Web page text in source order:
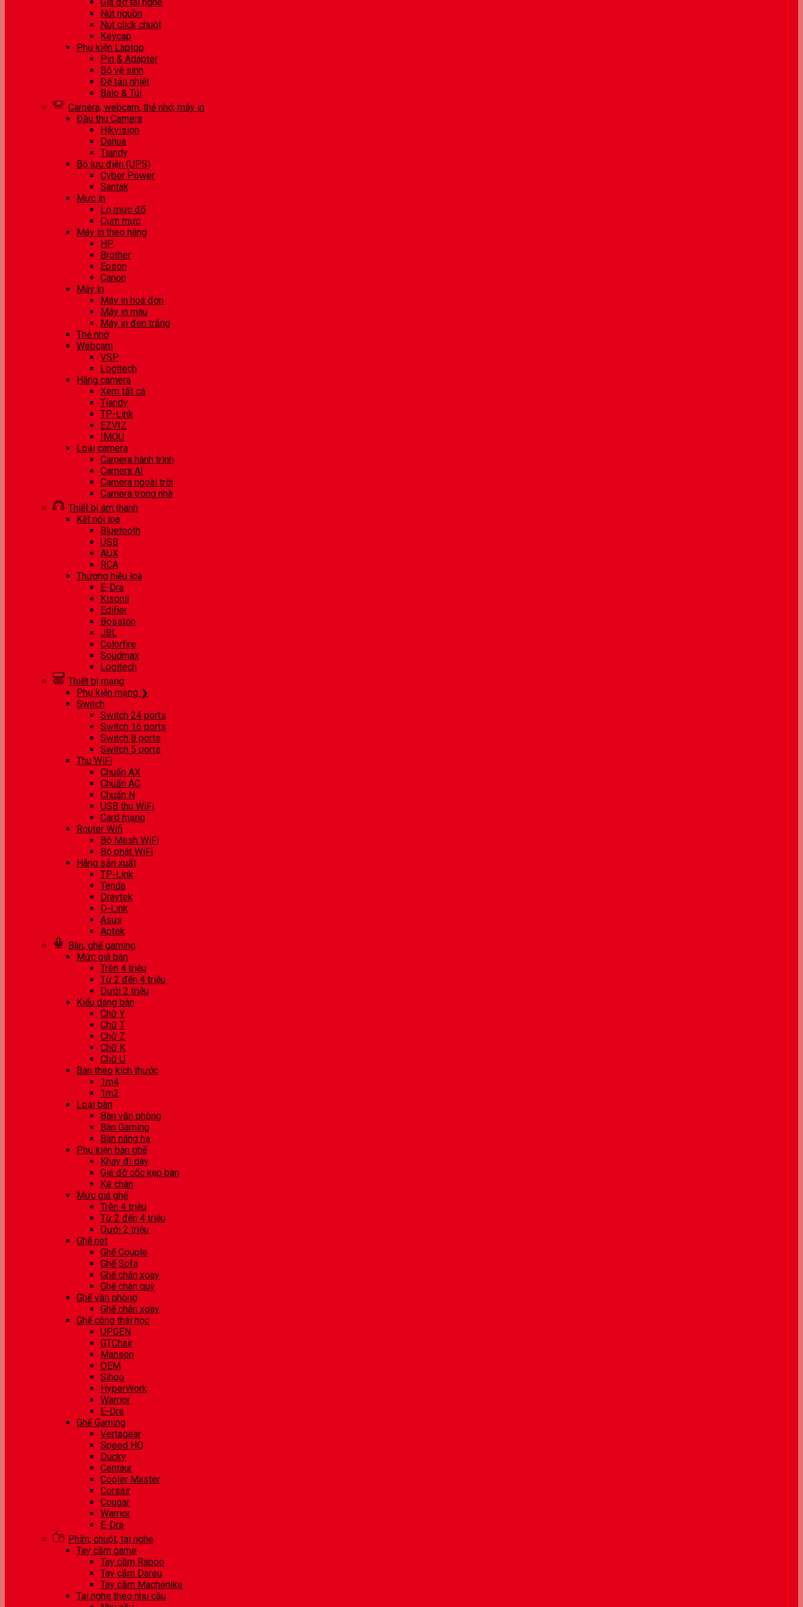
Nút nguồn
Nút click chuột
Keycap
Phụ kiện Laptop
Pin & Adapter
Bộ vệ sinh
Đế tản nhiệt
Balo & Túi
Camera, webcam, thẻ nhớ, máy in
Đầu thu Camera
Hikvision
Dahua
Tiandy
Bộ lưu điện (UPS)
Cyber Power
Santak
Mực in
Lọ mực đổ
Cụm mực
Máy in theo hãng
HP
Brother
Epson
Canon
Máy in
Máy in hoá đơn
Máy in màu
Máy in đen trắng
Thẻ nhớ
Webcam
VSP
Logitech
Hãng camera
Xem tất cả
Tiandy
TP-Link
EZVIZ
IMOU
Loại camera
Camera hành trình
Camera AI
Camera ngoài trời
Camera trong nhà
Thiết bị âm thanh
Kết nối loa
Bluetooth
USB
AUX
RCA
Thương hiệu loa
E-Dra
Kisonli
Edifier
Bosston
JBL
Colorfire
Soudmax
Logitech
Thiết bị mạng
Phụ kiện mạng ❯
Switch
Switch 24 ports
Switch 16 ports
Switch 8 ports
Switch 5 ports
Thu WiFi
Chuẩn AX
Chuẩn AC
Chuẩn N
USB thu WiFi
Card mạng
Router Wifi
Bộ Mesh WiFi
Bộ phát WiFi
Hãng sản xuất
TP-Link
Tenda
Draytek
D-Link
Asus
Aptek
Bàn, ghế gaming
Mức giá bàn
Trên 4 triệu
Từ 2 đến 4 triệu
Dưới 2 triệu
Kiểu dáng bàn
Chữ Y
Chữ T
Chữ Z
Chữ K
Chữ U
Bàn theo kích thước
1m4
1m2
Loại bàn
Bàn văn phòng
Bàn Gaming
Bàn nâng hạ
Phụ kiện bàn ghế
Khay đi dây
Giá đỡ cốc kẹp bàn
Kê chân
Mức giá ghế
Trên 4 triệu
Từ 2 đến 4 triệu
Dưới 2 triệu
Ghế net
Ghế Couple
Ghế Sofa
Ghế chân xoay
Ghế chân quỳ
Ghế văn phòng
Ghế chân xoay
Ghế công thái học
UPGEN
GTChair
Manson
OEM
Sihoo
HyperWork
Warrior
E-Dra
Ghế Gaming
Vertagear
Speed HQ
Ducky
Centaur
Cooler Master
Corsair
Cougar
Warrior
E-Dra
Phím, chuột, tai nghe
Tay cầm game
Tay cầm Rapoo
Tay cầm Dareu
Tay cầm Machenike
Tai nghe theo nhu cầu